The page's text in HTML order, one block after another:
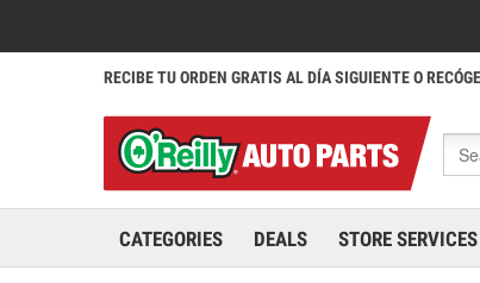
RECIBE TU ORDEN GRATIS AL DÍA SIGUIENTE O
CATEGORIES DEALS STORE SERVICES